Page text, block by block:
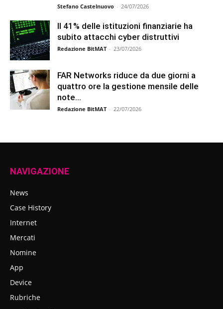
Stefano Castelnuovo - 24/07/2026
Il 41% delle istituzioni finanziarie ha
subito attacchi cyber distruttivi
Redazione BitMAT - 23/07/2026
FAR Networks riduce da due giorni a
quattro ore la gestione mensile delle
note...
Redazione BitMAT - 22/07/2026
NAVIGAZIONE
News
Case History
Internet
Mercati
Nomine
App
Device
Rubriche